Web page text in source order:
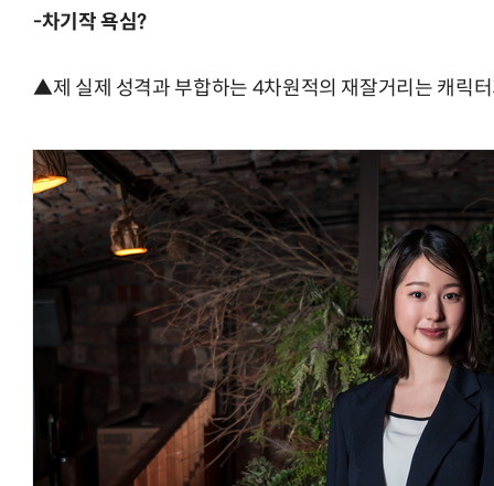
-차기작 욕심?
▲제 실제 성격과 부합하는 4차원적의 재잘거리는 캐릭